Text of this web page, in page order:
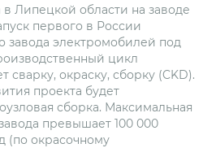
в Липецкой области на заводе
первого в России
завода электромобилей под
цикл
сварку, окраску, сборку (CKD).
проекта будет
сборка. Максимальная
превышает 100 000
(по окрасочному